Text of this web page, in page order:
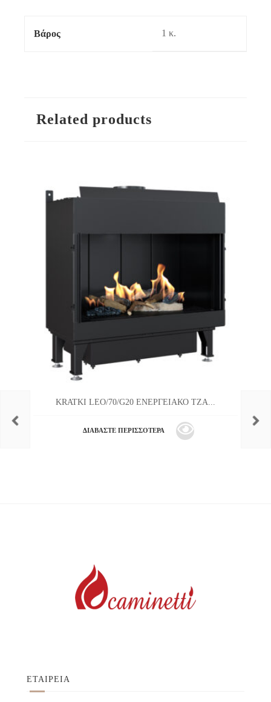
Βάρος 1 κ.
Related products
KRATKI LEO/70/G20 ΕΝΕΡΓΕΙΑΚΟ ΤΖΑ...
ΔΙΑΒΆΣΤΕ ΠΕΡΙΣΣΌΤΕΡΑ
ΕΤΑΙΡΕΙΑ